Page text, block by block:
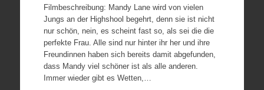
Filmbeschreibung: Mandy Lane wird von vielen
Jungs an der Highshool begehrt, denn sie ist nicht
nur schön, nein, es scheint fast so, als sei die die
perfekte Frau. Alle sind nur hinter ihr her und ihre
Freundinnen haben sich bereits damit abgefunden,
dass Mandy viel schöner ist als alle anderen.
Immer wieder gibt es Wetten,…